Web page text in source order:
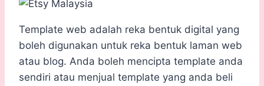
Template web adalah reka bentuk digital yang
boleh digunakan untuk reka bentuk laman web
atau blog. Anda boleh mencipta template anda
sendiri atau menjual template yang anda beli